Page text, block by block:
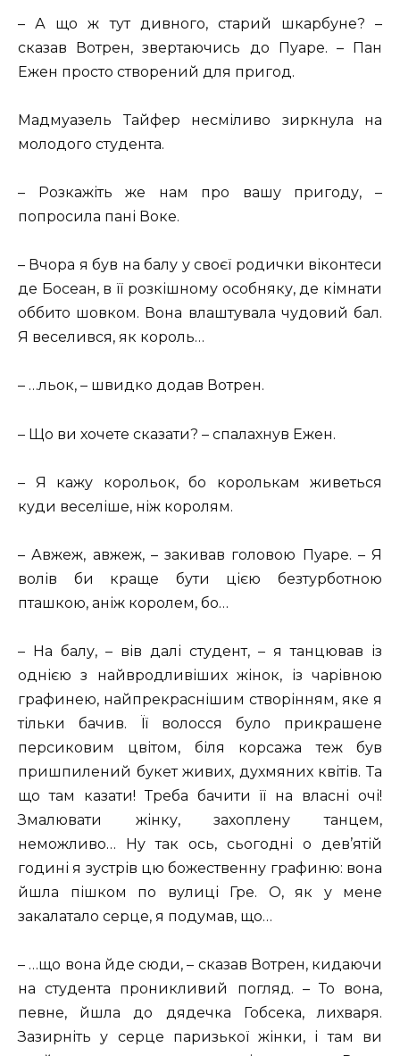
– А що ж тут дивного, старий шкарбуне? –
сказав Вотрен, звертаючись до Пуаре. – Пан
Ежен просто створений для пригод.
Мадмуазель Тайфер несміливо зиркнула на
молодого студента.
– Розкажіть же нам про вашу пригоду, –
попросила пані Воке.
– Вчора я був на балу у своєї родички віконтеси
де Босеан, в її розкішному особняку, де кімнати
оббито шовком. Вона влаштувала чудовий бал.
Я веселився, як король…
– …льок, – швидко додав Вотрен.
– Що ви хочете сказати? – спалахнув Ежен.
– Я кажу корольок, бо королькам живеться
куди веселіше, ніж королям.
– Авжеж, авжеж, – закивав головою Пуаре. – Я
волів би краще бути цією безтурботною
пташкою, аніж королем, бо…
– На балу, – вів далі студент, – я танцював із
однією з найвродливіших жінок, із чарівною
графинею, найпрекраснішим створінням, яке я
тільки бачив. Її волосся було прикрашене
персиковим цвітом, біля корсажа теж був
пришпилений букет живих, духмяних квітів. Та
що там казати! Треба бачити її на власні очі!
Змалювати жінку, захоплену танцем,
неможливо… Ну так ось, сьогодні о дев’ятій
годині я зустрів цю божественну графиню: вона
йшла пішком по вулиці Гре. О, як у мене
закалатало серце, я подумав, що…
– …що вона йде сюди, – сказав Вотрен, кидаючи
на студента проникливий погляд. – То вона,
певне, йшла до дядечка Гобсека, лихваря.
Зазирніть у серце паризької жінки, і там ви